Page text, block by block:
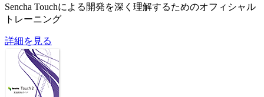
Sencha Touchによる開発を深く理解するためのオフィシャル
トレーニング
詳細を見る